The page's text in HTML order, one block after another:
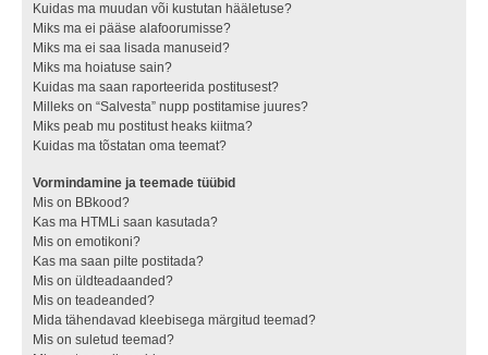
Kuidas ma muudan või kustutan hääletuse?
Miks ma ei pääse alafoorumisse?
Miks ma ei saa lisada manuseid?
Miks ma hoiatuse sain?
Kuidas ma saan raporteerida postitusest?
Milleks on “Salvesta” nupp postitamise juures?
Miks peab mu postitust heaks kiitma?
Kuidas ma tõstatan oma teemat?
Vormindamine ja teemade tüübid
Mis on BBkood?
Kas ma HTMLi saan kasutada?
Mis on emotikoni?
Kas ma saan pilte postitada?
Mis on üldteadaanded?
Mis on teadeanded?
Mida tähendavad kleebisega märgitud teemad?
Mis on suletud teemad?